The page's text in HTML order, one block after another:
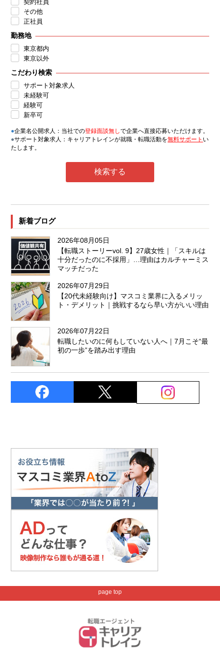
契約社員
その他
正社員
勤務地
東京都内
東京以外
こだわり検索
サポート対象求人
未経験可
経験可
新卒可
●企業名公開求人：当社での登録面談無しで企業へ直接応募いただけます。
●サポート対象求人：キャリアトレインが就職・転職活動を無料サポート い
たします。
新着ブログ
2026年08月05日
【転職ストーリーvol. 9】27歳女性｜「スキルは
十分だったのに不採用」…理由はカルチャーミス
マッチだった
2026年07月29日
【20代未経験向け】マスコミ業界に入るメリッ
ト・デメリット｜挑戦するなら早い方がいい理由
2026年07月22日
転職したいのに何もしていない人へ｜7月こそ“最
初の一歩”を踏み出す理由
page top